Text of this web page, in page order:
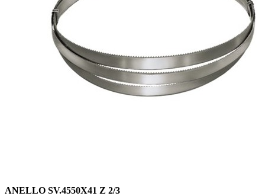
ANELLO SV.4550X41 Z 2/3